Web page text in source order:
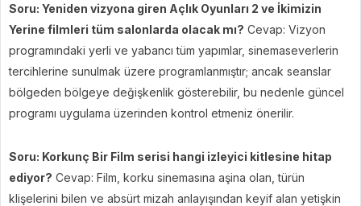
Soru: Yeniden vizyona giren Açlık Oyunları 2 ve İkimizin
Yerine filmleri tüm salonlarda olacak mı? Cevap: Vizyon
programındaki yerli ve yabancı tüm yapımlar, sinemaseverlerin
tercihlerine sunulmak üzere programlanmıştır; ancak seanslar
bölgeden bölgeye değişkenlik gösterebilir, bu nedenle güncel
programı uygulama üzerinden kontrol etmeniz önerilir.
Soru: Korkunç Bir Film serisi hangi izleyici kitlesine hitap
ediyor? Cevap: Film, korku sinemasına aşina olan, türün
klişelerini bilen ve absürt mizah anlayışından keyif alan yetişkin